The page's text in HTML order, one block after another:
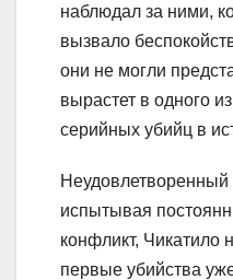
наблюдал за ними,
вызвало
они не могли
вырастет в одного
серийных убийц в
испытывая
конфликт, Чикатило
первые убийства